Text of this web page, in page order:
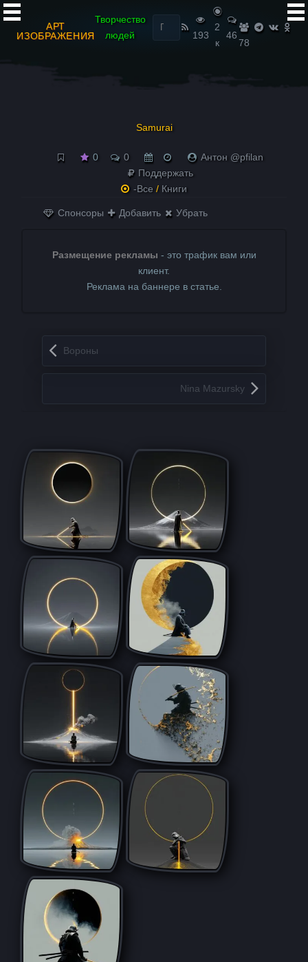
АРТ
ИЗОБРАЖЕНИЯ
Творчество
людей
Найти:
193
2
к
46
78
Samurai
0 0
Антон @pfilan
Поддержать
-Все / Книги
Спонсоры Добавить Убрать
Размещение рекламы - это трафик вам или
клиент.
Реклама на баннере в статье.
Запись навигация
Вороны
Nina Mazursky